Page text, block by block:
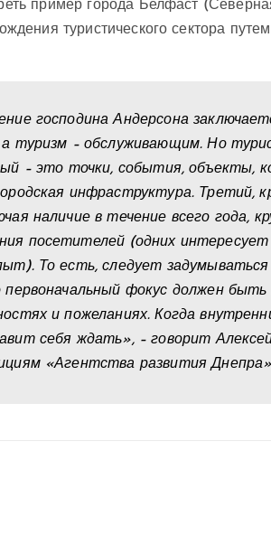
пример города Белфаст
туристического сектора
господина Андерсона
туризм – обслуживающим. Но
– это точки, события, объекты,
инфраструктура. Третий,
наличие в течение всего года,
посетителей (одних интересует
То есть, следует
фокус должен
и пожеланиях. Когда
себя ждать», – говорит
«Агентства развития